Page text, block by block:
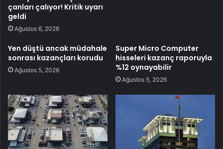
çanları çalıyor! Kritik uyarı
geldi
Ağustos 6, 2026
Yen düştü ancak müdahale
sonrası kazançları korudu
Ağustos 5, 2026
Super Micro Computer
hisseleri kazanç raporuyla
%12 oynayabilir
Ağustos 5, 2026